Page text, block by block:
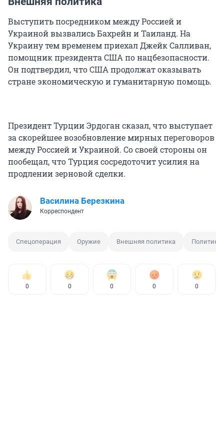
Выступить посредником между Россией и
Украиной вызвались Бахрейн и Таиланд. На
Украину тем временем приехал Джейк Салливан,
помощник президента США по нацбезопасности.
Он подтвердил, что США продолжат оказывать
стране экономическую и гуманитарную помощь.
Президент Турции Эрдоган сказал, что выступает
за скорейшее возобновление мирных переговоров
между Россией и Украиной. Со своей стороны он
пообещал, что Турция сосредоточит усилия на
продлении зерновой сделки.
Василина Березкина
Корреспондент
Спецоперация Оружие Внешняя политика Политика
0 0 0 0 0